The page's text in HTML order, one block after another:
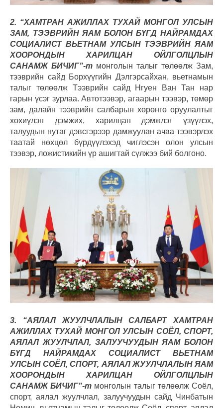
2. “ХАМТРАН АЖИЛЛАХ ТУХАЙ МОНГОЛ УЛСЫН
ЗАМ, ТЭЭВРИЙН ЯАМ БОЛОН БҮГД НАЙРАМДАХ
СОЦИАЛИСТ ВЬЕТНАМ УЛСЫН ТЭЭВРИЙН ЯАМ
ХООРОНДЫН ХАРИЛЦАН ОЙЛГОЛЦЛЫН
САНАМЖ БИЧИГ”-т монголын талыг төлөөлж Зам,
тээврийн сайд Борхүүгийн Дэлгэрсайхан, вьетнамын
талыг төлөөлж Тээврийн сайд Нгуен Ван Тан нар
гарын үсэг зурлаа. Автотээвэр, агаарын тээвэр, төмөр
зам, далайн тээврийн салбарын хөрөнгө оруулалтыг
хөхиүлэн дэмжих, харилцан дэмжлэг үзүүлэх,
талуудын нутаг дэвсгэрээр дамжуулан ачаа тээвэрлэх
таатай нөхцөл бүрдүүлэхэд чиглэсэн олон улсын
тээвэр, ложистикийн үр ашигтай сүлжээ бий болгоно.
3. “АЯЛАЛ ЖУУЛЧЛАЛЫН САЛБАРТ ХАМТРАН
АЖИЛЛАХ ТУХАЙ МОНГОЛ УЛСЫН СОЁЛ, СПОРТ,
АЯЛАЛ ЖУУЛЧЛАЛ, ЗАЛУУЧУУДЫН ЯАМ БОЛОН
БҮГД НАЙРАМДАХ СОЦИАЛИСТ ВЬЕТНАМ
УЛСЫН СОЁЛ, СПОРТ, АЯЛАЛ ЖУУЛЧЛАЛЫН ЯАМ
ХООРОНДЫН ХАРИЛЦАН ОЙЛГОЛЦЛЫН
САНАМЖ БИЧИГ”-т монголын талыг төлөөлж Соёл,
спорт, аялал жуулчлал, залуучуудын сайд Чинбатын